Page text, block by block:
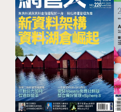
從晶片到電子產品，再從網
自動化作業，不僅業界本身
的合作開發也是勢在必行，
報導，也提供數位網路、視
是電子產業界人人可以利用